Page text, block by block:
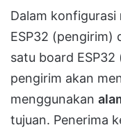
Dalam konfigurasi
ESP32 (pengirim)
satu board
pengirim akan
menggunakan
tujuan. Penerima